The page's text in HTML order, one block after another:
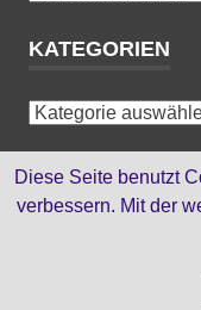
KATEGORIEN
Kategorien
HTML-SEITEN
Diese Seite benutzt
verbessern. Mit der